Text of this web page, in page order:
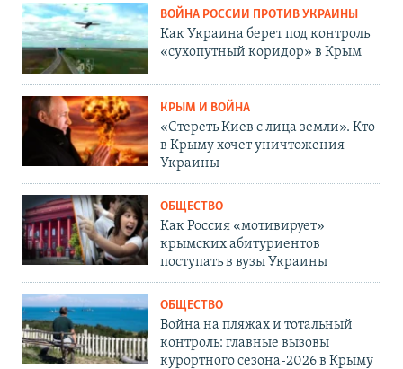
ВОЙНА РОССИИ ПРОТИВ УКРАИНЫ
Как Украина берет под контроль
«сухопутный коридор» в Крым
КРЫМ И ВОЙНА
«Стереть Киев с лица земли». Кто
в Крыму хочет уничтожения
Украины
ОБЩЕСТВО
Как Россия «мотивирует»
крымских абитуриентов
поступать в вузы Украины
ОБЩЕСТВО
Война на пляжах и тотальный
контроль: главные вызовы
курортного сезона-2026 в Крыму